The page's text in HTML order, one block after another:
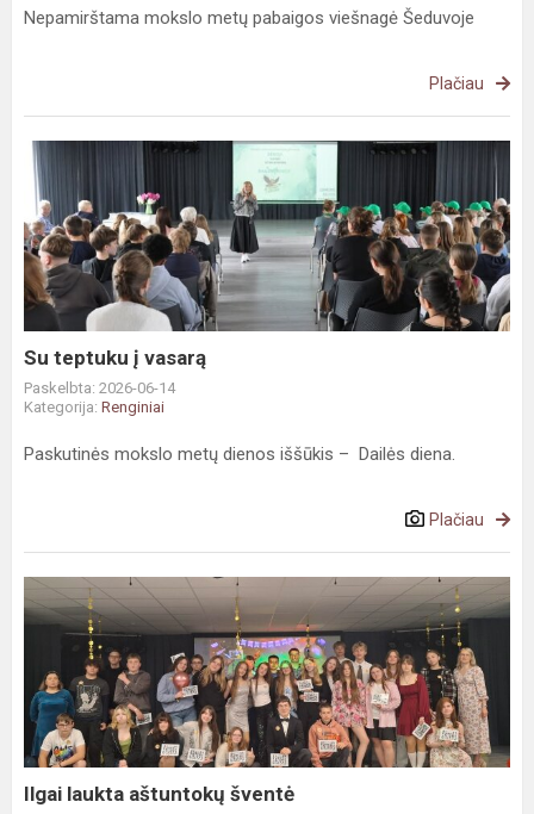
Nepamirštama mokslo metų pabaigos viešnagė Šeduvoje
Plačiau
Su
teptuku
vasarą
Su teptuku į vasarą
Paskelbta: 2026-06-14
Kategorija: Renginiai
Paskutinės mokslo metų dienos iššūkis – Dailės diena.
Plačiau
Ilgai
laukta
aštuntokų
šventė
Ilgai laukta aštuntokų šventė